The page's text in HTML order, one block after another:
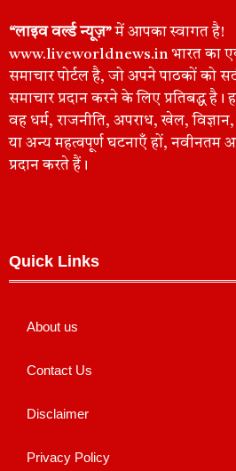
“लाइव वर्ल्ड न्यूज़”में आपका स्वागत है!
www.liveworldnews.in भारत का
समाचार पोर्टल है, जो अपने पाठकों को
समाचार प्रदान करने के लिए प्रतिबद्ध है।
वह धर्म, राजनीति, अपराध, खेल,
या अन्य महत्वपूर्ण घटनाएँ हों, नवीनतम
प्रदान करते हैं।
Quick Links
About us
Contact Us
Disclaimer
Privacy Policy